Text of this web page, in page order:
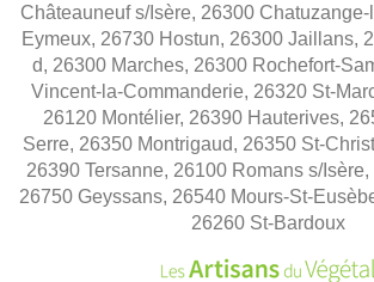
Châteauneuf s/Isère, 26300
Eymeux, 26730 Hostun, 26300 Jaillans,
d, 26300 Marches, 26300 Rochefort-
Vincent-la-Commanderie, 26320 St-
26120 Montélier, 26390 Hauterives,
Serre, 26350 Montrigaud, 26350 St-
26390 Tersanne, 26100 Romans s/
26750 Geyssans, 26540 Mours-St-
26260 St-Bardoux